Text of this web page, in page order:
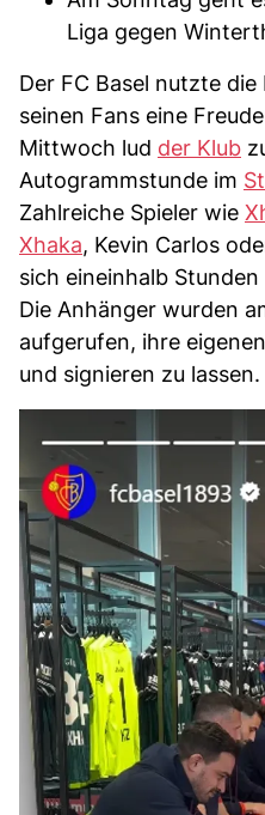
Liga gegen
Der FC Basel nutzte
seinen Fans eine
Mittwoch lud der Klub
Autogrammstunde im
Zahlreiche Spieler wie
Xhaka, Kevin Carlos
sich eineinhalb Stunden
Die Anhänger wurden
aufgerufen, ihre
und signieren zu lassen.